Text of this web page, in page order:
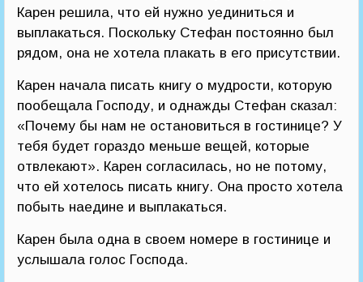
Карен решила, что ей нужно уединиться и
выплакаться. Поскольку Стефан постоянно был
рядом, она не хотела плакать в его присутствии.
Карен начала писать книгу о мудрости, которую
пообещала Господу, и однажды Стефан сказал:
«Почему бы нам не остановиться в гостинице? У
тебя будет гораздо меньше вещей, которые
отвлекают». Карен согласилась, но не потому,
что ей хотелось писать книгу. Она просто хотела
побыть наедине и выплакаться.
Карен была одна в своем номере в гостинице и
услышала голос Господа.